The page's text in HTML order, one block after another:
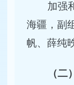
加强
海疆，副
帆、薛纯
（